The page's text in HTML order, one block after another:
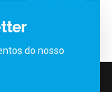
do nosso